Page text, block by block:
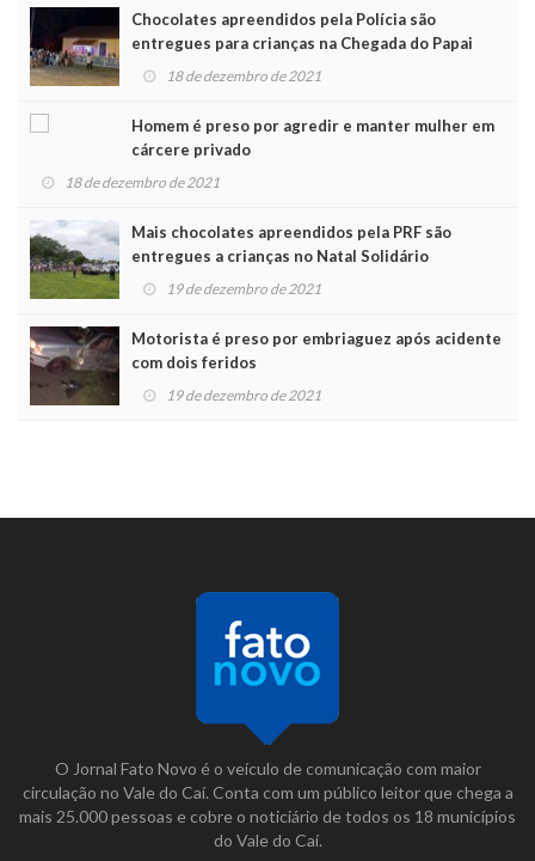
Chocolates apreendidos pela Polícia são
entregues para crianças na Chegada do Papai
Noel 18 de dezembro de 2021
Homem é preso por agredir e manter mulher em
cárcere privado
18 de dezembro de 2021
Mais chocolates apreendidos pela PRF são
entregues a crianças no Natal Solidário
19 de dezembro de 2021
Motorista é preso por embriaguez após acidente
com dois feridos
19 de dezembro de 2021
O Jornal Fato Novo é o veículo de comunicação com maior
circulação no Vale do Caí. Conta com um público leitor que chega a
mais 25.000 pessoas e cobre o noticiário de todos os 18 municípios
do Vale do Caí.